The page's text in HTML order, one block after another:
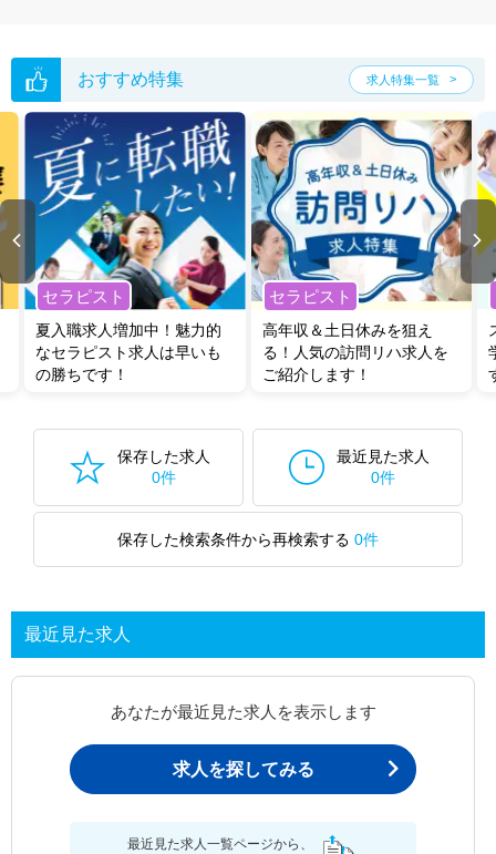
い。
おすすめ特集 求人特集一覧
セラピスト
夏入職求人増加中！魅力的
なセラピスト求人は早いも
の勝ちです！
セラピスト
高年収＆土日休みを狙え
る！人気の訪問リハ求人を
ご紹介します！
保存した求人
0件
最近見た求人
0件
保存した検索条件から再検索する 0件
最近見た求人
あなたが最近見た求人を表示します
求人を探してみる
最近見た求人一覧ページから、